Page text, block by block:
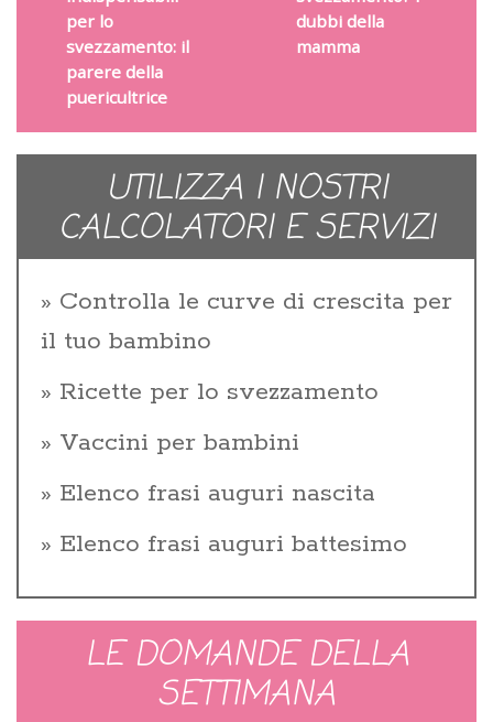
per lo
svezzamento: il
parere della
puericultrice
dubbi della
mamma
UTILIZZA I NOSTRI
CALCOLATORI E SERVIZI
Controlla le curve di crescita per
il tuo bambino
Ricette per lo svezzamento
Vaccini per bambini
Elenco frasi auguri nascita
Elenco frasi auguri battesimo
LE DOMANDE DELLA
SETTIMANA